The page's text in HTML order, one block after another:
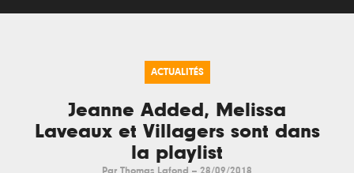
ACTUALITÉS
Jeanne Added, Melissa
Laveaux et Villagers sont dans
la playlist